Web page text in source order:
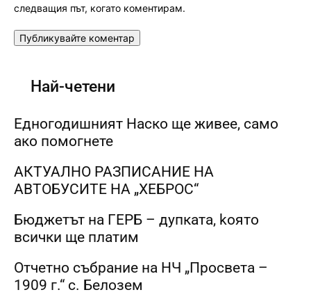
следващия път, когато коментирам.
Най-четени
Едногодишният Наско ще живее, само
ако помогнете
АКТУАЛНО РАЗПИСАНИЕ НА
АВТОБУСИТЕ НА „ХЕБРОС“
Бюджетът на ГЕРБ – дупката, kоято
всички ще платим
Отчетно събрание на НЧ „Просвета –
1909 г.“ с. Белозем